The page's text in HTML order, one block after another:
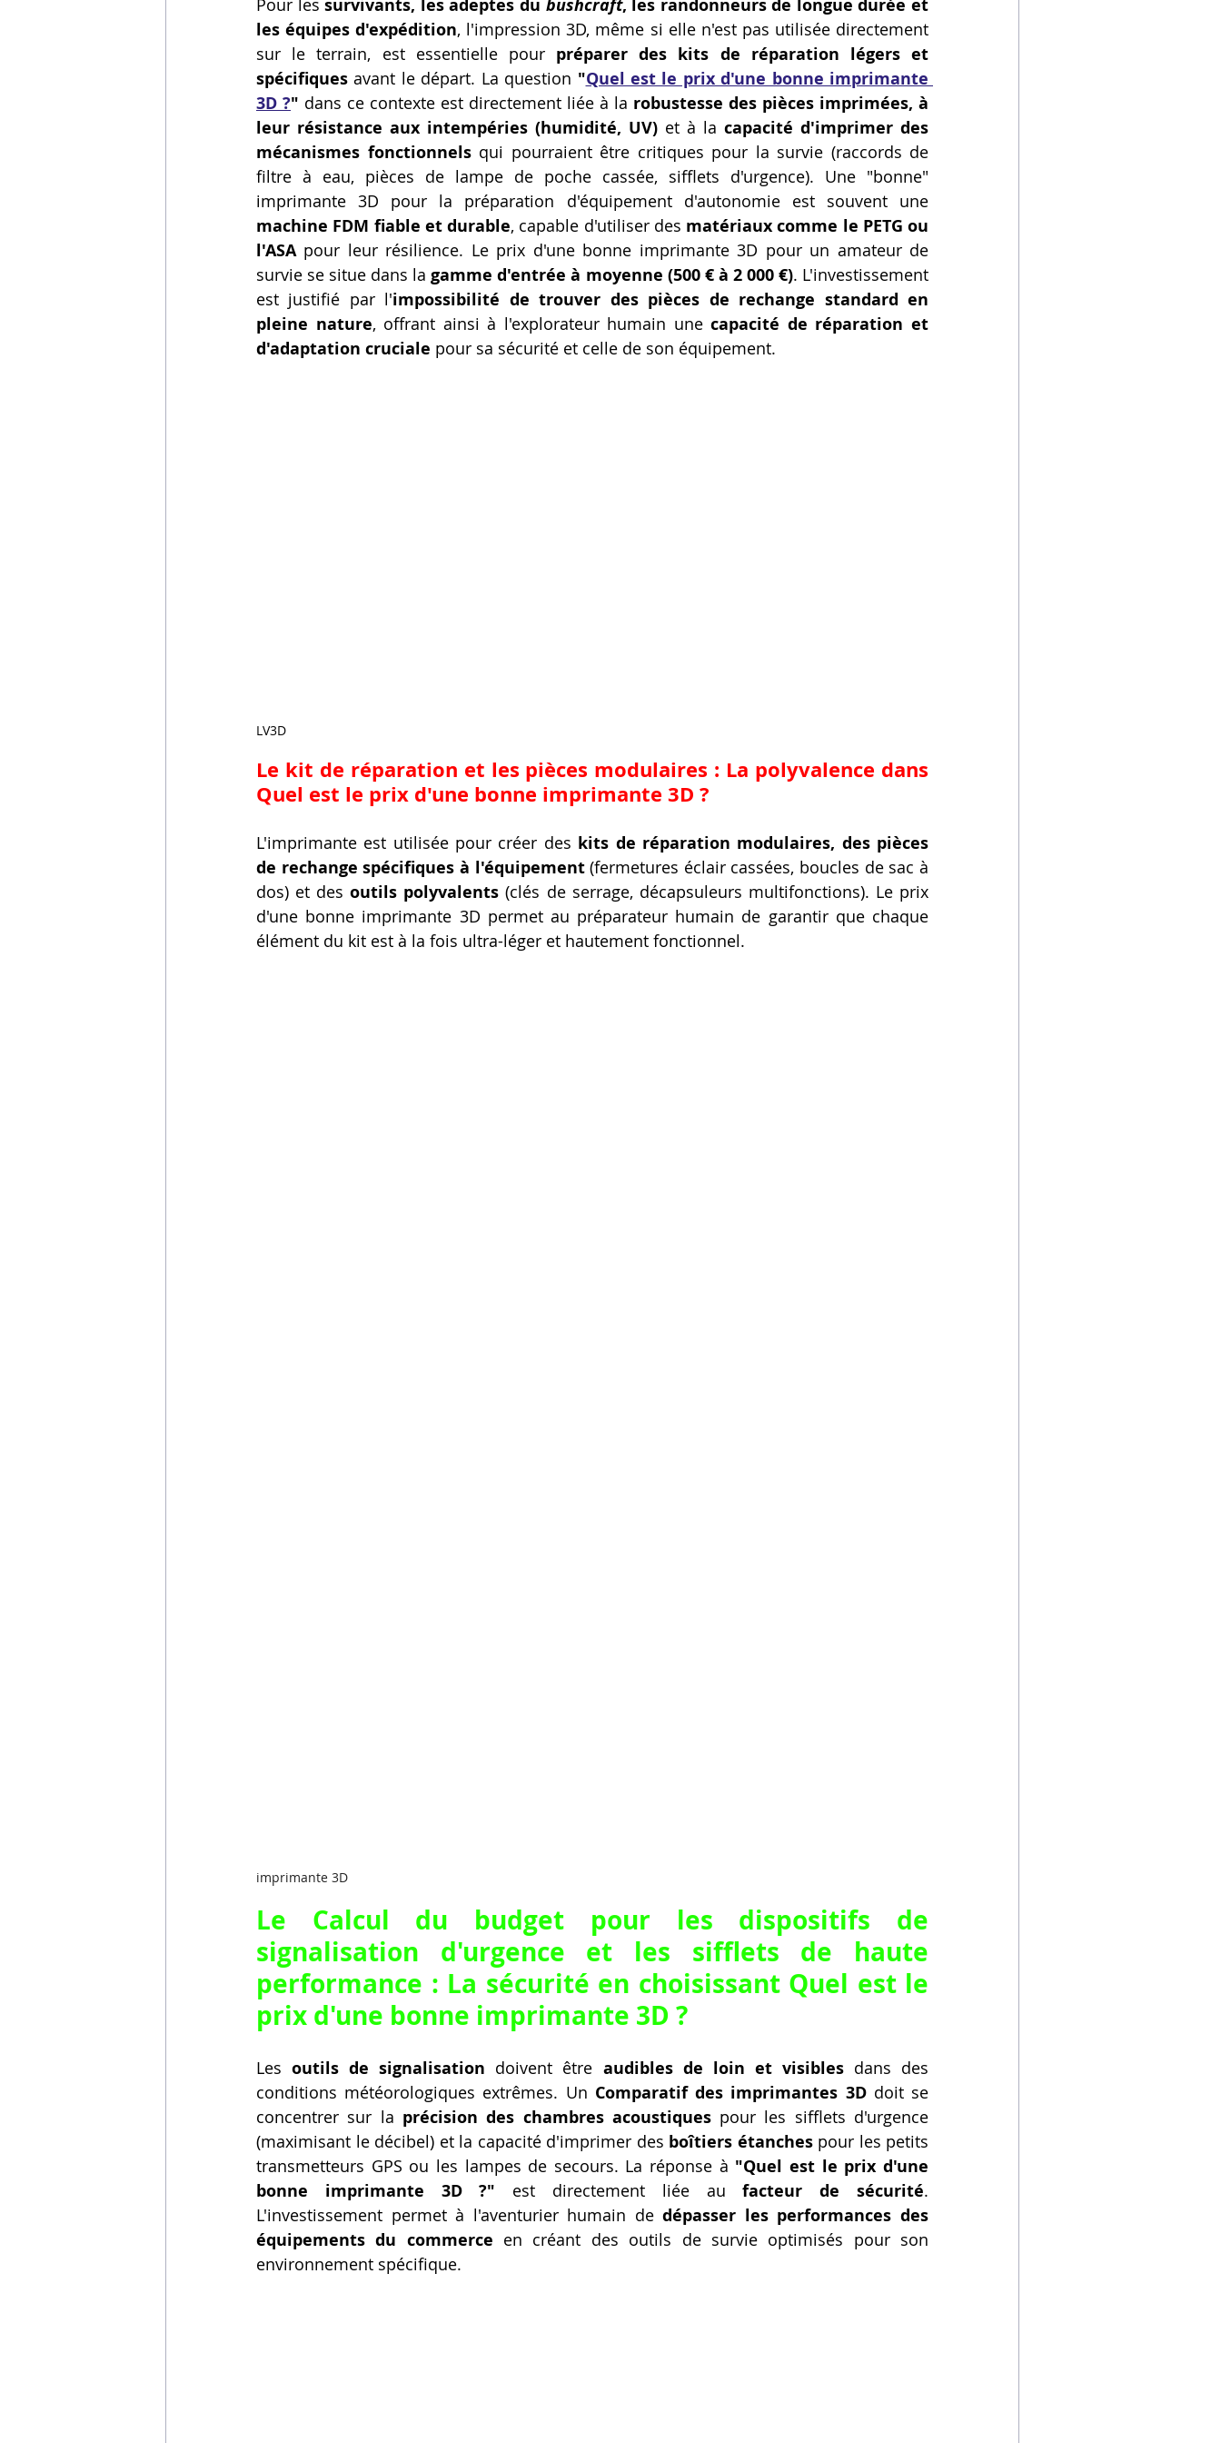
Vidéos sur l'impression 3D, Artillery M1 pro Creality HI combo Filament PETG
Formation impresssion 3D formation CPF
Pour les survivants, les adeptes du bushcraft, les randonneurs de longue durée et
les équipes d'expédition, l'impression 3D, même si elle n'est pas utilisée directement
sur le terrain, est essentielle pour préparer des kits de réparation légers et
spécifiques avant le départ. La question "Quel est le prix d'une bonne imprimante
3D ?" dans ce contexte est directement liée à la robustesse des pièces imprimées, à
leur résistance aux intempéries (humidité, UV) et à la capacité d'imprimer des
mécanismes fonctionnels qui pourraient être critiques pour la survie (raccords de
filtre à eau, pièces de lampe de poche cassée, sifflets d'urgence). Une "bonne"
machine FDM fiable et durable, capable d'utiliser des matériaux comme le PETG ou
l'ASA pour leur résilience. Le prix d'une bonne imprimante 3D pour un amateur de
survie se situe dans la gamme d'entrée à moyenne (500 € à 2 000 €). L'investissement
est justifié par l'impossibilité de trouver des pièces de rechange standard en
pleine nature, offrant ainsi à l'explorateur humain une capacité de réparation et
d'adaptation cruciale pour sa sécurité et celle de son équipement.
LV3D
Le kit de réparation et les pièces modulaires : La polyvalence dans
Quel est le prix d'une bonne imprimante 3D ?
L'imprimante est utilisée pour créer des kits de réparation modulaires, des pièces
de rechange spécifiques à l'équipement (fermetures éclair cassées, boucles de sac à
dos) et des outils polyvalents (clés de serrage, décapsuleurs multifonctions). Le prix
d'une bonne imprimante 3D permet au préparateur humain de garantir que chaque
élément du kit est à la fois ultra-léger et hautement fonctionnel.
imprimante 3D
Le Calcul du budget pour les dispositifs de
signalisation d'urgence et les sifflets de haute
performance : La sécurité en choisissant Quel est le
prix d'une bonne imprimante 3D ?
Les outils de signalisation doivent être audibles de loin et visibles dans des
conditions météorologiques extrêmes. Un Comparatif des imprimantes 3D doit se
concentrer sur la précision des chambres acoustiques pour les sifflets d'urgence
(maximisant le décibel) et la capacité d'imprimer des boîtiers étanches pour les petits
transmetteurs GPS ou les lampes de secours. La réponse à "Quel est le prix d'une
bonne imprimante 3D ?" est directement liée au facteur de sécurité.
L'investissement permet à l'aventurier humain de dépasser les performances des
équipements du commerce en créant des outils de survie optimisés pour son
environnement spécifique.